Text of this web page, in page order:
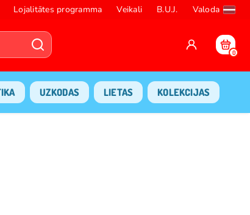
Lojalitātes programma Veikali B.U.J. Valoda
0
UZKODAS LIETAS KOLEKCIJAS